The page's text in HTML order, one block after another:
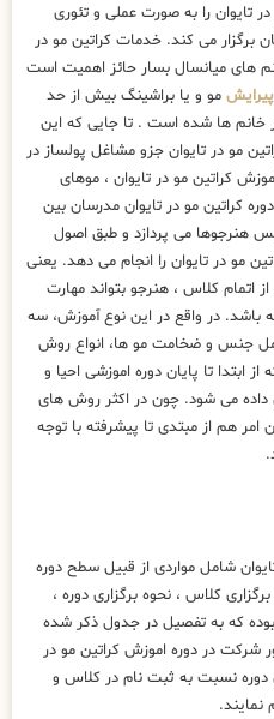
تایوان را به صورت عملی و تئوری
برگزار می کند. خدمات کراتین مو در
های میانسال بسار حائز اهمیت است
مو و یا براشینگ بیش از حد
ها شده است . تا جایی که این
مو در تایوان جزو مشاغل پولساز در
کراتین مو در تایوان ، موهای
کراتین مو در تایوان مدرسان بین
هنرجوها می پردازد و طبق اصول
مو در تایوان را انجام می دهد. یعنی
اتمام کلاس ، هنرجو بتواند مهارت
باشد. در واقع در این نوع آموزش، سه
جنس و ضخامت مو ها، انواع روش
تا پایان دوره اموزشی احیا و
داده می شود. چون در اکثر روش های
هم از مبتدی تا پیشرفته با توجه
شامل مواردی از قبیل سطح دوره
کلاس ، نحوه برگزاری دوره ،
که به تفصیل در جدول ذکر شده
شرکت در دوره اموزش کراتین مو در
دوره نسبت به ثبت نام در کلاس و
نمایند.